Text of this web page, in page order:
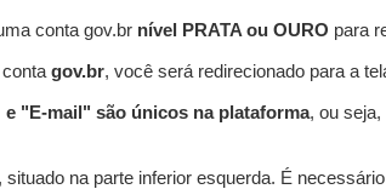
conta gov.br nível PRATA ou OURO para
gov.br, você será redirecionado para a
"E-mail" são únicos na plataforma, ou
na parte inferior esquerda. É